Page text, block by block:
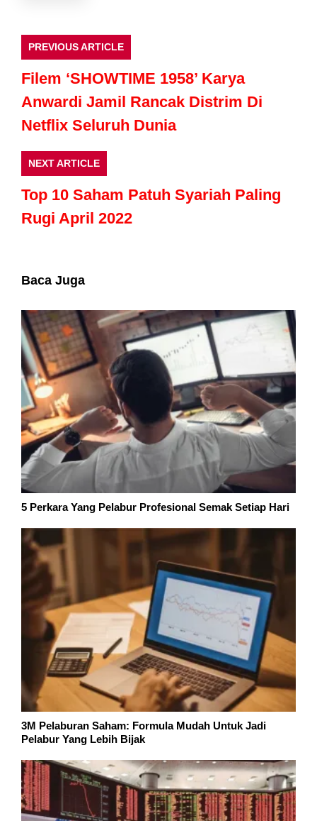
NEXT ARTICLE
Top 10 Saham Patuh Syariah Paling
Rugi April 2022
Baca Juga
5 Perkara Yang Pelabur Profesional Semak Setiap Hari
3M Pelaburan Saham: Formula Mudah Untuk Jadi
Pelabur Yang Lebih Bijak